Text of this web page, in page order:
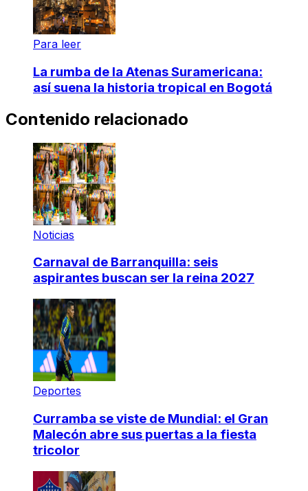
Para leer
La rumba de la Atenas Suramericana:
así suena la historia tropical en Bogotá
Contenido relacionado
Noticias
Carnaval de Barranquilla: seis
aspirantes buscan ser la reina 2027
Deportes
Curramba se viste de Mundial: el Gran
Malecón abre sus puertas a la fiesta
tricolor